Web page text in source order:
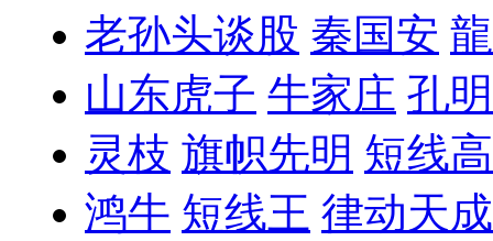
老孙头谈股 秦国安
山东虎子 牛家庄 孔
灵枝 旗帜先明 短线
鸿牛 短线王 律动天成